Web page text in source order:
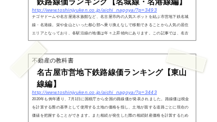
鉄路線価ランキング【名城線・名港線編】
http://www.toshinjyuken.co.jp/aichi_nagoya/?p=3493
ナゴヤドームや名古屋港水族館など、名古屋市内の人気スポットを結ぶ市営地下鉄名城
線・名港線。栄や金山といった都心部へ乗り換えなしで移動できることから人気の居住
エリアとなっており、各駅沿線の地価は年々上昇傾向にあります。この記事では、名古
屋市営地下鉄...
不動産の教科書
名古屋市営地下鉄路線価ランキング【東山
線編】
http://www.toshinjyuken.co.jp/aichi_nagoya/?p=3443
2020年も例年通り、7月1日に国税庁から全国の路線価が発表されました。路線価は税金
を計算する際の基準として使用する土地の価格を指し、土地が面する道路ごとに現在の
価値を把握することができます。また相続が発生した際の相続財産価格を計算するため